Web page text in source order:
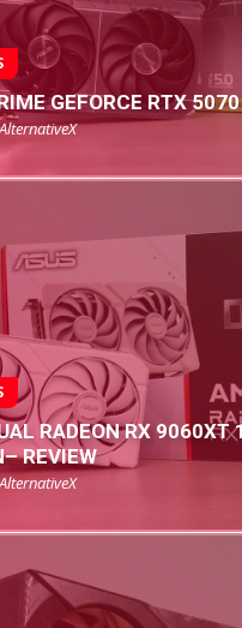
GEFORCE RTX
RADEON RX 9060XT
REVIEW